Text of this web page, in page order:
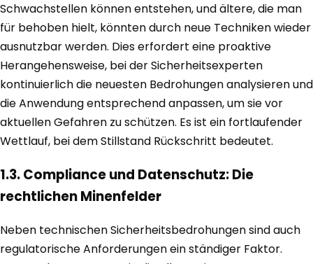
Schwachstellen können entstehen, und ältere, die man
für behoben hielt, könnten durch neue Techniken wieder
ausnutzbar werden. Dies erfordert eine proaktive
Herangehensweise, bei der Sicherheitsexperten
kontinuierlich die neuesten Bedrohungen analysieren und
die Anwendung entsprechend anpassen, um sie vor
aktuellen Gefahren zu schützen. Es ist ein fortlaufender
Wettlauf, bei dem Stillstand Rückschritt bedeutet.
1.3. Compliance und Datenschutz: Die
rechtlichen Minenfelder
Neben technischen Sicherheitsbedrohungen sind auch
regulatorische Anforderungen ein ständiger Faktor.